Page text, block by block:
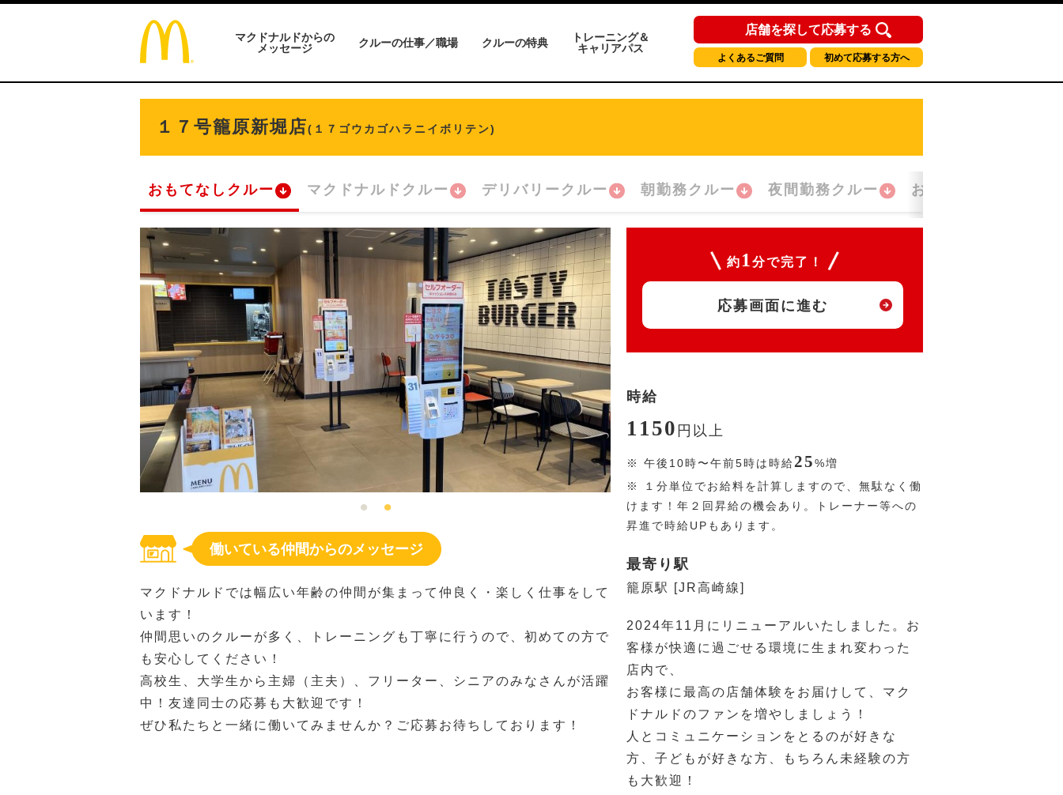
マクドナルドからの
メッセージ
クルーの仕事／職場 クルーの特典
トレーニング＆
キャリアパス
店舗を探して応募する
よくあるご質問 初めて応募する方へ
１７号籠原新堀店(１７ゴウカゴハラニイボリテン)
おもてなしクルー マクドナルドクルー デリバリークルー 朝勤務クルー 夜間勤務クルー おかえり！クルー
働いている仲間からのメッセージ
マクドナルドでは幅広い年齢の仲間が集まって仲良く・楽しく仕事をして
います！
仲間思いのクルーが多く、トレーニングも丁寧に行うので、初めての方で
も安心してください！
高校生、大学生から主婦（主夫）、フリーター、シニアのみなさんが活躍
中！友達同士の応募も大歓迎です！
ぜひ私たちと一緒に働いてみませんか？ご応募お待ちしております！
約 1 分で完了！
応募画面に進む
時給
1150 円 以上
※ 午後10時〜午前5時は時給25%増
※
１分単位でお給料を計算しますので、無駄なく働
けます！年２回昇給の機会あり。トレーナー等への
昇進で時給UPもあります。
最寄り駅
籠原駅 [JR高崎線]
2024年11月にリニューアルいたしました。お
客様が快適に過ごせる環境に生まれ変わった
店内で、
お客様に最高の店舗体験をお届けして、マク
ドナルドのファンを増やしましょう！
人とコミュニケーションをとるのが好きな
方、子どもが好きな方、もちろん未経験の方
も大歓迎！